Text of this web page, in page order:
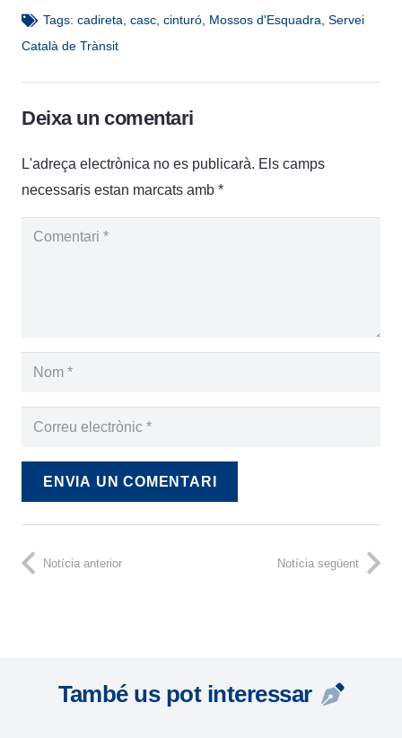
Tags: cadireta casc, cinturó, Mossos d'Esquadra Servei
Català de Trànsit
Deixa un comentari
L'adreça electrònica no es publicarà. Els camps
necessaris estan marcats amb *
ENVIA UN COMENTARI
Notícia anterior Notícia següent
També us pot interessar